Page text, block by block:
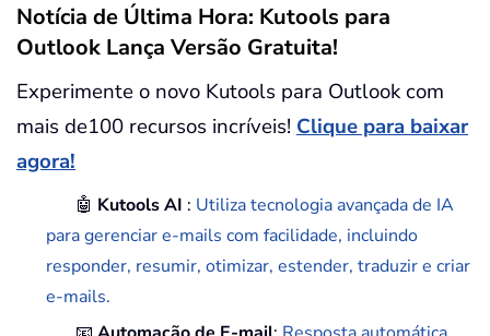
Notícia de Última Hora: Kutools para
Outlook Lança Versão Gratuita!
Experimente o novo Kutools para Outlook com
mais de100 recursos incríveis! Clique para baixar
agora!
🤖 Kutools AI : Utiliza tecnologia avançada de IA
para gerenciar e-mails com facilidade, incluindo
responder, resumir, otimizar, estender, traduzir e criar
e-mails.